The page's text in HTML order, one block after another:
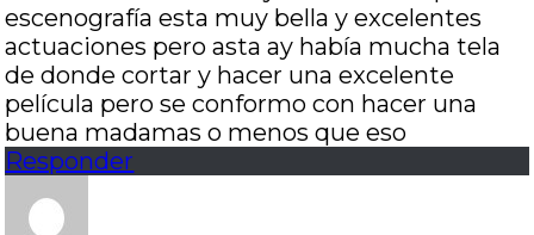
escenografía esta muy bella y excelentes
actuaciones pero asta ay había mucha tela
de donde cortar y hacer una excelente
película pero se conformo con hacer una
buena madamas o menos que eso
Responder